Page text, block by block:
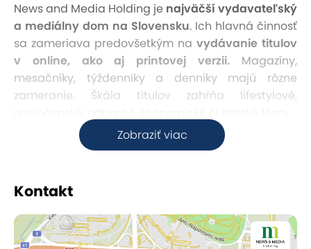
Zobraziť viac
News and Media Holding je najväčší vydavateľský
a mediálny dom na Slovensku. Ich hlavná činnosť
sa zameriava predovšetkým na vydávanie titulov
v online, ako aj printovej verzii. Magazíny,
mesačníky, týždenníky a denníky majú rôzne
zameranie. Škála titulov zahŕňa lifestylové,
Kontakt